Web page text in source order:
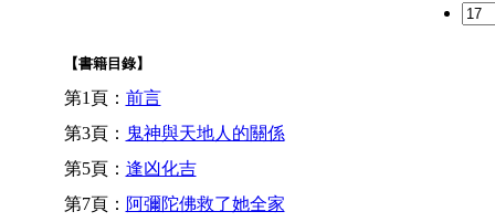
【書籍目錄】
第1頁： 前言
第3頁： 鬼神與天地人的關係
第5頁： 逢凶化吉
第7頁： 阿彌陀佛救了她全家